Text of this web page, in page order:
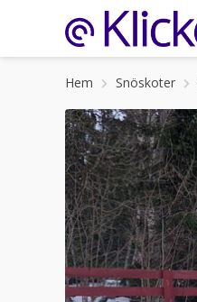
Hem Snöskoter